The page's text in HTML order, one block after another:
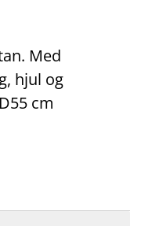
Med
hjul og
cm